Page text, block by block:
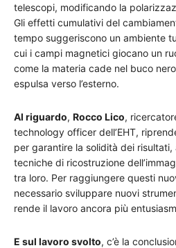
telescopi, modificando la
Gli effetti cumulativi del
tempo suggeriscono un ambiente
cui i campi magnetici giocano un
come la materia cade nel buco
espulsa verso l’esterno.
Al riguardo, Rocco Lico,
technology officer dell’EHT,
per garantire la solidità dei
tecniche di ricostruzione
tra loro. Per raggiungere questi
necessario sviluppare nuovi
rende il lavoro ancora più
E sul lavoro svolto, c’è la